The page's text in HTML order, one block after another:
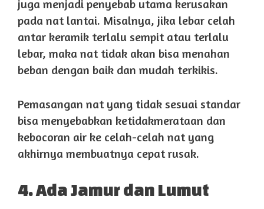
juga menjadi penyebab utama kerusakan
pada nat lantai. Misalnya, jika lebar celah
antar keramik terlalu sempit atau terlalu
lebar, maka nat tidak akan bisa menahan
beban dengan baik dan mudah terkikis.
Pemasangan nat yang tidak sesuai standar
bisa menyebabkan ketidakmerataan dan
kebocoran air ke celah-celah nat yang
akhirnya membuatnya cepat rusak.
4. Ada Jamur dan Lumut